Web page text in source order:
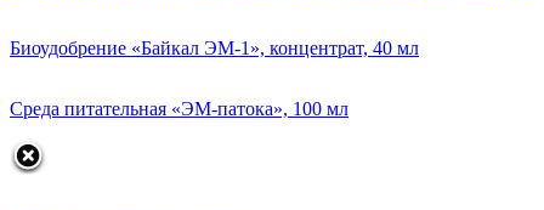
Биоудобрение «Байкал ЭМ-1», концентрат, 40 мл
Среда питательная «ЭМ-патока», 100 мл